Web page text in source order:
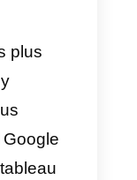
modifier
de votre
(sur
Google ou
Maps)